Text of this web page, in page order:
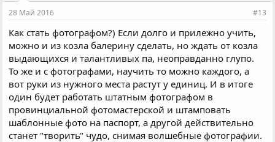
28 Май 2016 #13
Как стать фотографом?) Если долго и прилежно учить,
можно и из козла балерину сделать, но ждать от козла
выдающихся и талантливых па, неоправданно глупо.
То же и с фотографами, научить то можно каждого, а
вот руки из нужного места растут у единиц. И в итоге
один будет работать штатным фотографом в
провинциальной фотомастерской и штамповать
шаблонные фото на паспорт, а другой действительно
станет "творить" чудо, снимая волшебные фотографии.